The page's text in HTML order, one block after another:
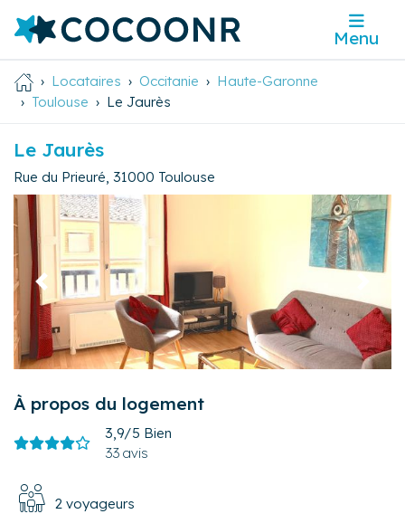
Menu
Locataires Occitanie
Haute-Garonne
Toulouse
Le Jaurès
Le Jaurès
Rue du Prieuré 31000 Toulouse
Précédent
À propos du logement
3,9/5 Bien
33 avis
2 voyageurs